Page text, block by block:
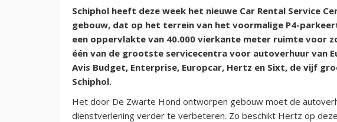
Schiphol heeft deze week het nieuwe Car Rental Service
gebouw, dat op het terrein van het voormalige P4-
een oppervlakte van 40.000 vierkante meter ruimte voor
één van de grootste servicecentra voor autoverhuur van
Avis Budget, Enterprise, Europcar, Hertz en Sixt, de vijf
Schiphol.
Het door De Zwarte Hond ontworpen gebouw moet de
dienstverlening verder te verbeteren. Zo beschikt Hertz op